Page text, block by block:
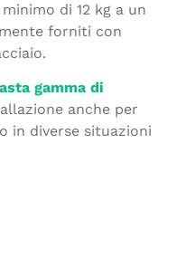
di 12 kg a un
forniti con
gamma di
anche per
in diverse situazioni